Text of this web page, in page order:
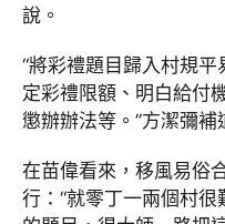
說。
“將彩禮題目歸入村規
定彩禮限額、明白給付
懲辦辦法等。”方潔彌補
在苗偉看來，移風易俗
行：“就零丁一兩個村